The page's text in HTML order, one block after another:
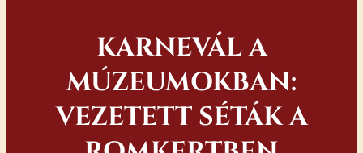
KARNEVÁL A
MÚZEUMOKBAN:
VEZETETT SÉTÁK A